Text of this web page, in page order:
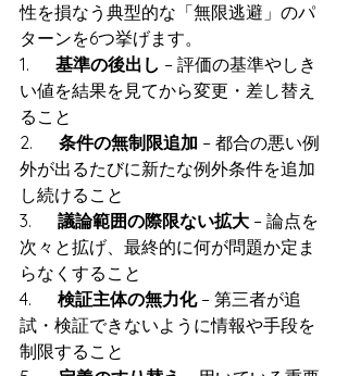
性を損なう典型的な「無限逃避」のパ
ターンを6つ挙げます。
1. 基準の後出し – 評価の基準やしき
い値を結果を見てから変更・差し替え
ること
2. 条件の無制限追加 – 都合の悪い例
外が出るたびに新たな例外条件を追加
し続けること
3. 議論範囲の際限ない拡大 – 論点を
次々と拡げ、最終的に何が問題か定ま
らなくすること
4. 検証主体の無力化 – 第三者が追
試・検証できないように情報や手段を
制限すること